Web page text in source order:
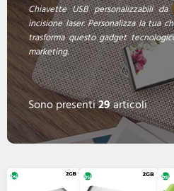
Chiavette USB personalizzabili
incisione laser. Personalizza la tua
trasforma questo gadget
marketing.
Sono presenti29articoli